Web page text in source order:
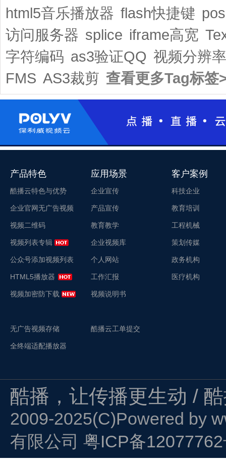
html5音乐播放器 flash快捷键
访问服务器 splice iframe高宽
字符编码 as3验证QQ 视频分辨率
FMS AS3裁剪 查看更多Tag标签
产品特色
酷播云特色与优势
企业官网无广告视频
视频二维码
视频列表专辑
公众号添加视频列表
HTML5播放器
视频加密防下载
无广告视频存储
全终端适配播放器
应用场景
企业宣传
产品宣传
教育教学
企业视频库
个人网站
工作汇报
视频说明书
酷播云工单提交
客户案例
科技企业
教育培训
工程机械
策划传媒
政务机构
医疗机构
酷播，让传播更生动 /
2009-2025(C)Powered by
有限公司 粤ICP备